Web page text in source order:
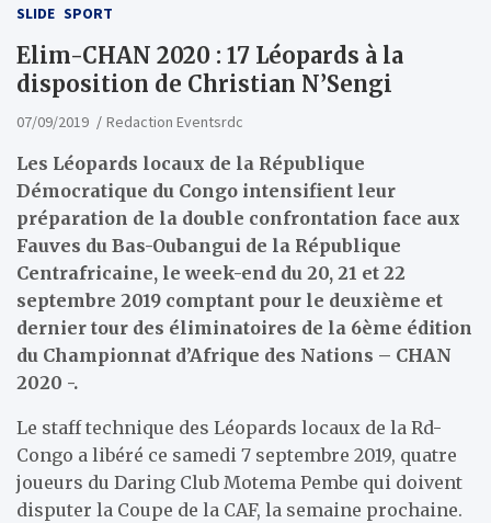
SLIDE SPORT
Elim-CHAN 2020 : 17 Léopards à la
disposition de Christian N’Sengi
07/09/2019 Redaction Eventsrdc
Les Léopards locaux de la République
Démocratique du Congo intensifient leur
préparation de la double confrontation face aux
Fauves du Bas-Oubangui de la République
Centrafricaine, le week-end du 20, 21 et 22
septembre 2019 comptant pour le deuxième et
dernier tour des éliminatoires de la 6ème édition
du Championnat d’Afrique des Nations – CHAN
2020 -.
Le staff technique des Léopards locaux de la Rd-
Congo a libéré ce samedi 7 septembre 2019, quatre
joueurs du Daring Club Motema Pembe qui doivent
disputer la Coupe de la CAF, la semaine prochaine.